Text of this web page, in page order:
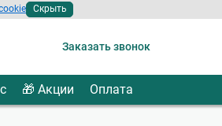
Скрыть
Заказать звонок
🎁 Акции Оплата